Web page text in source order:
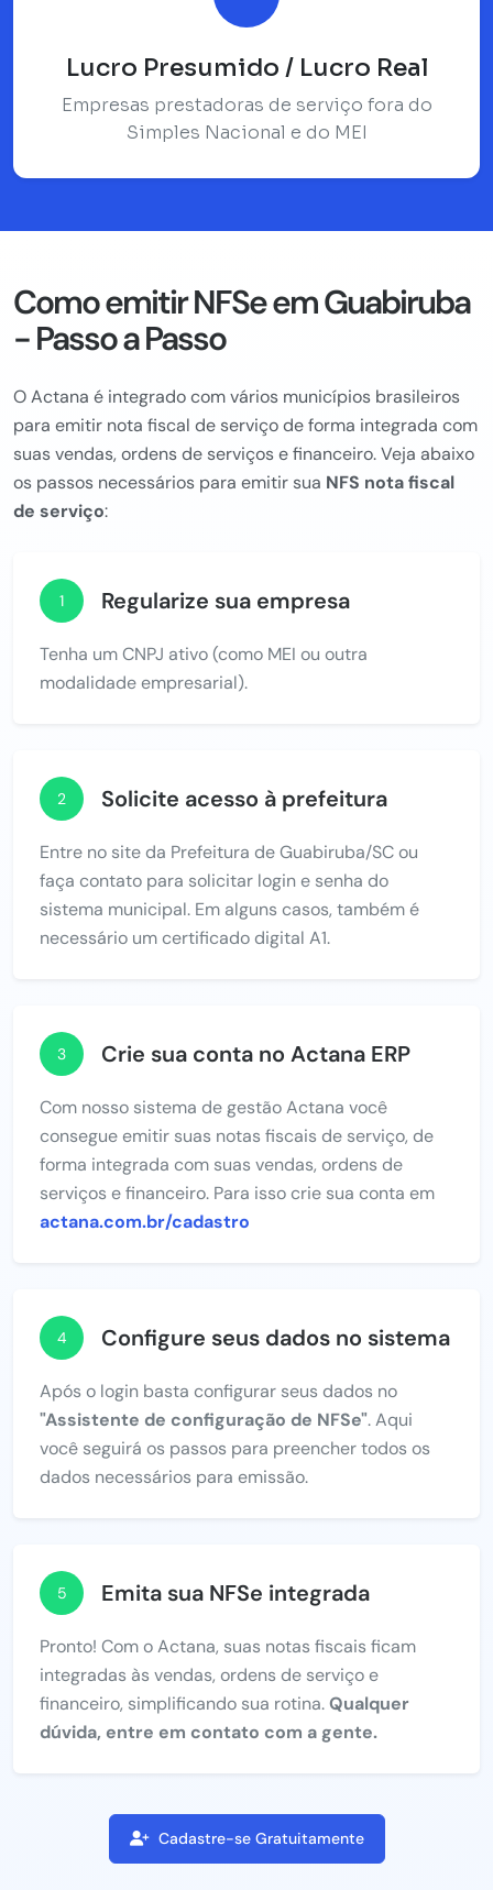
Lucro Presumido / Lucro Real
Empresas prestadoras de serviço fora do
Simples Nacional e do MEI
Como emitir NFSe em Guabiruba
- Passo a Passo
O Actana é integrado com vários municípios brasileiros
para emitir nota fiscal de serviço de forma integrada com
suas vendas, ordens de serviços e financeiro. Veja abaixo
os passos necessários para emitir sua NFS nota fiscal
de serviço:
1 Regularize sua empresa
Tenha um CNPJ ativo (como MEI ou outra
modalidade empresarial).
2 Solicite acesso à prefeitura
Entre no site da Prefeitura de Guabiruba/SC ou
faça contato para solicitar login e senha do
sistema municipal. Em alguns casos, também é
necessário um certificado digital A1.
3 Crie sua conta no Actana ERP
Com nosso sistema de gestão Actana você
consegue emitir suas notas fiscais de serviço, de
forma integrada com suas vendas, ordens de
serviços e financeiro. Para isso crie sua conta em
actana.com.br/cadastro
4 Configure seus dados no sistema
Após o login basta configurar seus dados no
"Assistente de configuração de NFSe". Aqui
você seguirá os passos para preencher todos os
dados necessários para emissão.
5 Emita sua NFSe integrada
Pronto! Com o Actana, suas notas fiscais ficam
integradas às vendas, ordens de serviço e
financeiro, simplificando sua rotina.Qualquer
dúvida, entre em contato com a gente.
Cadastre-se Gratuitamente